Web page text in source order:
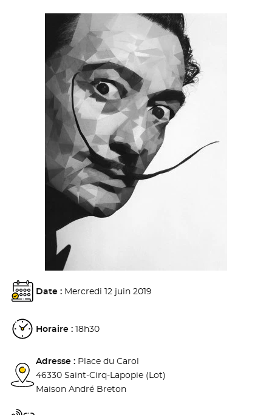
Date : Mercredi 12 juin 2019
Horaire : 18h30
Adresse : Place du Carol
46330 Saint-Cirq-Lapopie (Lot)
Maison André Breton